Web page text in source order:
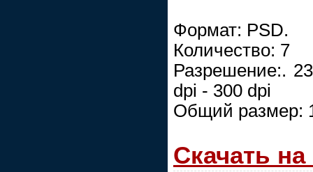
Формат: PSD.
Количество: 7
Разрешение:.
dpi - 300 dpi
Общий размер:
Скачать